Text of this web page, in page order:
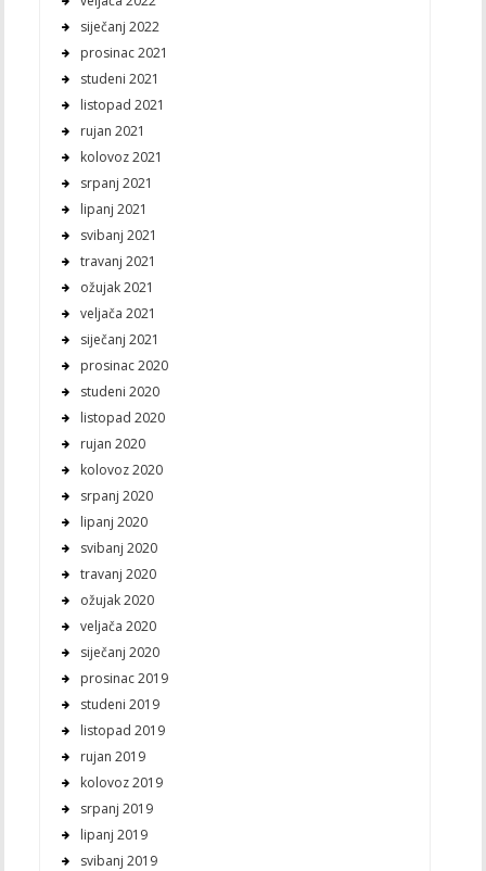
siječanj 2022
prosinac 2021
studeni 2021
listopad 2021
rujan 2021
kolovoz 2021
srpanj 2021
lipanj 2021
svibanj 2021
travanj 2021
ožujak 2021
veljača 2021
siječanj 2021
prosinac 2020
studeni 2020
listopad 2020
rujan 2020
kolovoz 2020
srpanj 2020
lipanj 2020
svibanj 2020
travanj 2020
ožujak 2020
veljača 2020
siječanj 2020
prosinac 2019
studeni 2019
listopad 2019
rujan 2019
kolovoz 2019
srpanj 2019
lipanj 2019
svibanj 2019